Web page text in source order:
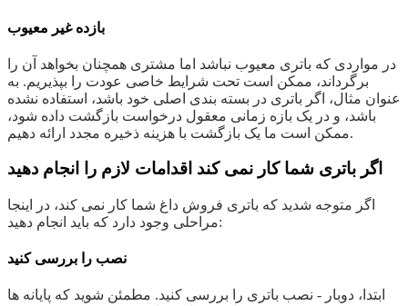
بازده غیر معیوب
در مواردی که باتری معیوب نباشد اما مشتری همچنان بخواهد آن را
برگرداند، ممکن است تحت شرایط خاصی عودت را بپذیریم. به
عنوان مثال، اگر باتری در بسته بندی اصلی خود باشد، استفاده نشده
باشد، و در یک بازه زمانی معقول درخواست بازگشت داده شود،
ممکن است ما یک بازگشت با هزینه ذخیره مجدد ارائه دهیم.
اگر باتری شما کار نمی کند اقدامات لازم را انجام دهید
اگر متوجه شدید که باتری فروش داغ شما کار نمی کند، در اینجا
مراحلی وجود دارد که باید انجام دهید:
نصب را بررسی کنید
ابتدا، دوبار - نصب باتری را بررسی کنید. مطمئن شوید که پایانه ها